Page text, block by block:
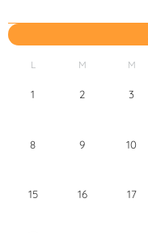
L M M
1 2 3
8 9 10
15 16 17